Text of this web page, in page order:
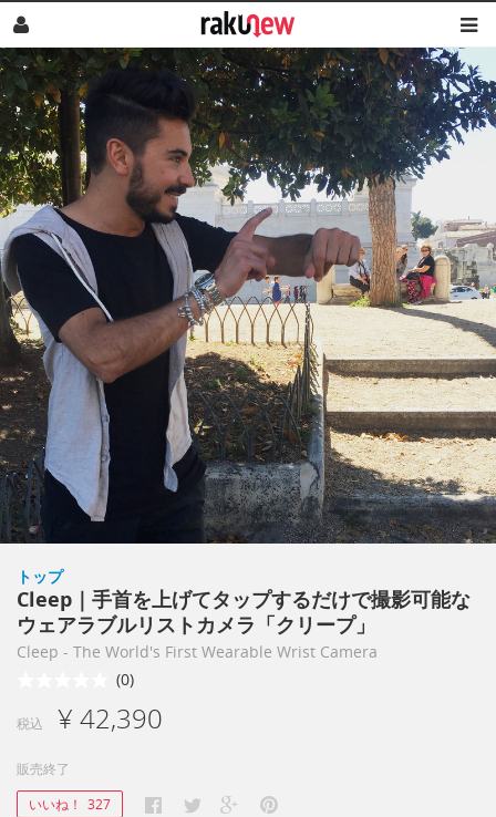
トップ
Cleep｜手首を上げてタップするだけで撮影可能な
ウェアラブルリストカメラ「クリープ」
Cleep - The World's First Wearable Wrist Camera
(0)
税込 ¥ 42,390
販売終了
いいね！ 327